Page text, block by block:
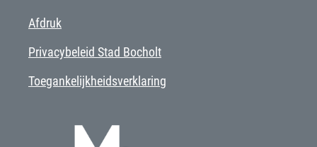
Afdruk
Privacybeleid Stad Bocholt
Toegankelijkheidsverklaring